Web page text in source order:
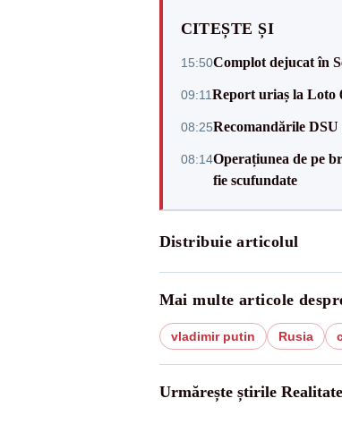
CITEȘTE ȘI
15:50Complot dejucat în
09:11Report uriaș la Loto
08:25Recomandările
08:14Operațiunea de pe
fie scufundate
Distribuie articolul
Mai multe articole
vladimir putin Rusia
Urmărește știrile